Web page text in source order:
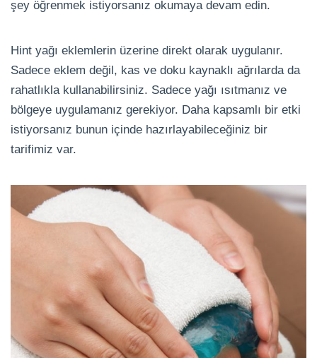
şey öğrenmek istiyorsanız okumaya devam edin.
Hint yağı eklemlerin üzerine direkt olarak uygulanır.
Sadece eklem değil, kas ve doku kaynaklı ağrılarda da
rahatlıkla kullanabilirsiniz. Sadece yağı ısıtmanız ve
bölgeye uygulamanız gerekiyor. Daha kapsamlı bir etki
istiyorsanız bunun içinde hazırlayabileceğiniz bir
tarifimiz var.